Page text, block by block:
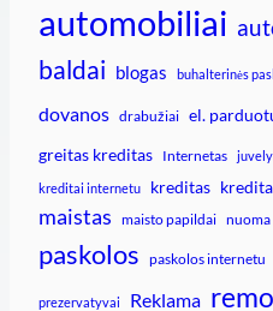
automobiliai
baldai blogas buhalterinės
dovanos drabužiai el.
greitas kreditas Internetas
kreditai internetu kreditas
maistas maisto papildai nuoma
paskolos paskolos internetu
prezervatyvai Reklama